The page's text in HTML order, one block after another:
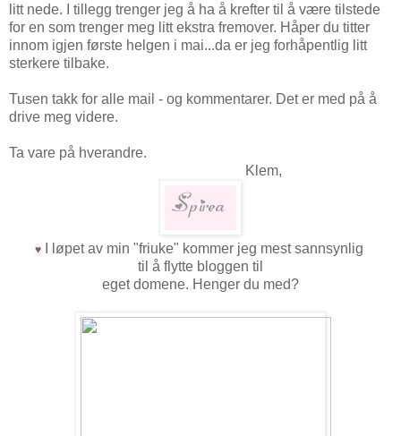
litt nede. I tillegg trenger jeg å ha å krefter til å være tilstede
for en som trenger meg litt ekstra fremover. Håper du titter
innom igjen første helgen i mai...da er jeg forhåpentlig litt
sterkere tilbake.
Tusen takk for alle mail - og kommentarer. Det er med på å
drive meg videre.
Ta vare på hverandre.
Klem,
♥
I løpet av min "friuke" kommer jeg mest sannsynlig
til å flytte bloggen til
eget domene. Henger du med?